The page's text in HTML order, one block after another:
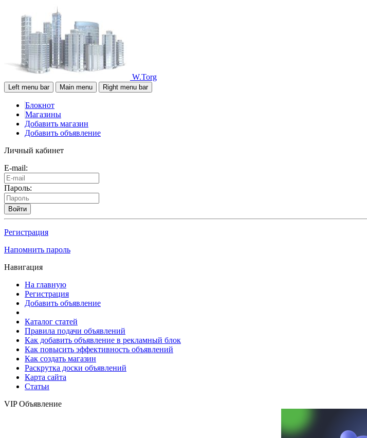
W.Torg
Left menu bar Main menu Right menu bar
Блокнот
Магазины
Добавить магазин
Добавить объявление
Личный кабинет
E-mail:
Пароль:
Войти
Регистрация
Напомнить пароль
Навигация
На главную
Регистрация
Добавить объявление
Каталог статей
Правила подачи объявлений
Как добавить объявление в рекламный блок
Как повысить эффективность объявлений
Как создать магазин
Раскрутка доски объявлений
Карта сайта
Статьи
VIP Объявление